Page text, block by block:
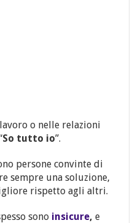
o nelle relazioni
So tutto io”.
persone convinte di
sempre una soluzione,
rispetto agli altri.
sono insicure,e